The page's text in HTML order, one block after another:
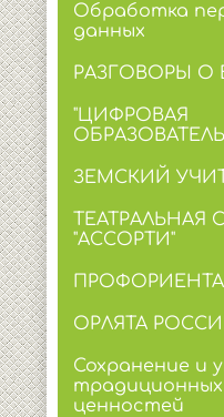
Обработка
данных
РАЗГОВОРЫ
"ЦИФРОВАЯ
ЗЕМСКИЙ
ТЕАТРАЛЬНАЯ
"АССОРТИ"
ОРЛЯТА
Сохранение и
ценностей